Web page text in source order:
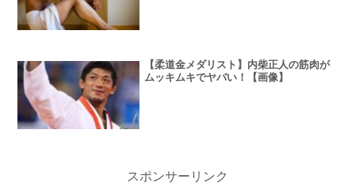
【柔道金メダリスト】内柴正人の筋肉が
ムッキムキでヤバい！【画像】
スポンサーリンク